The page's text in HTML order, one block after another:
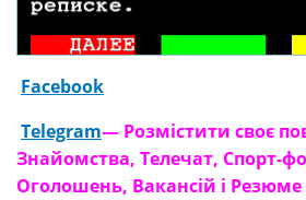
Facebook
Telegram— Розмістити своє
Знайомства, Телечат, Спорт-
Оголошень, Вакансій і